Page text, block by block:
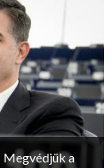
Megvédjük a